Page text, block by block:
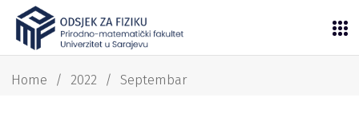
Home / 2022 / Septembar